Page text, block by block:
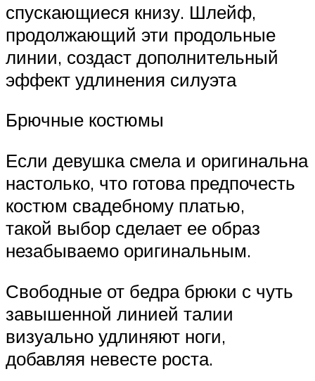
спускающиеся книзу. Шлейф,
продолжающий эти продольные
линии, создаст дополнительный
эффект удлинения силуэта
Брючные костюмы
Если девушка смела и оригинальна
настолько, что готова предпочесть
костюм свадебному платью,
такой выбор сделает ее образ
незабываемо оригинальным.
Свободные от бедра брюки с чуть
завышенной линией талии
визуально удлиняют ноги,
добавляя невесте роста.